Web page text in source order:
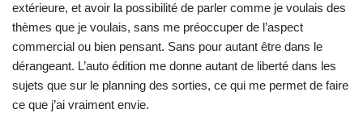
extérieure, et avoir la possibilité de parler comme je voulais des
thèmes que je voulais, sans me préoccuper de l’aspect
commercial ou bien pensant. Sans pour autant être dans le
dérangeant. L’auto édition me donne autant de liberté dans les
sujets que sur le planning des sorties, ce qui me permet de faire
ce que j’ai vraiment envie.